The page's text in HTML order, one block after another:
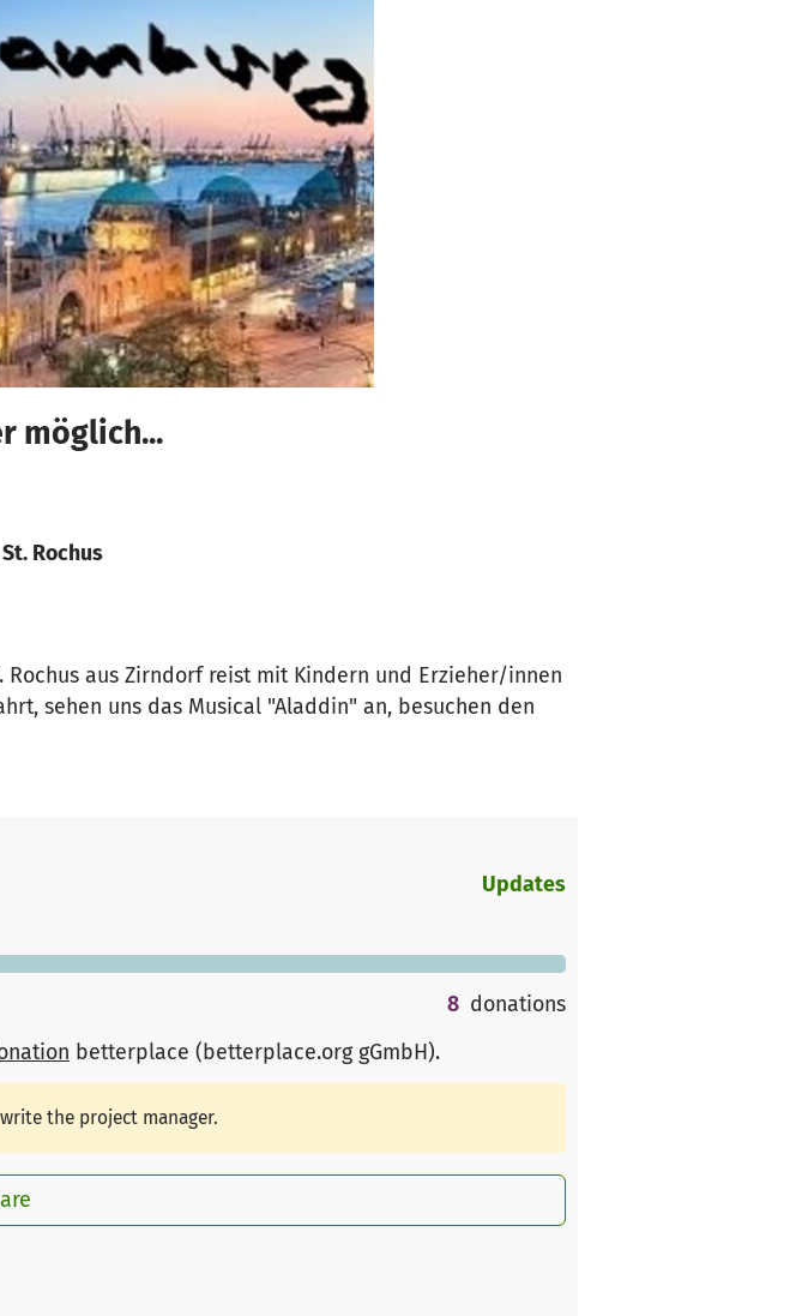
möglich...
Rochus
Rochus aus Zirndorf reist mit Kindern und Erzieher/innen
sehen uns das Musical "Aladdin" an, besuchen den
Updates
8 donations
betterplace (betterplace.org gGmbH).
the project manager.